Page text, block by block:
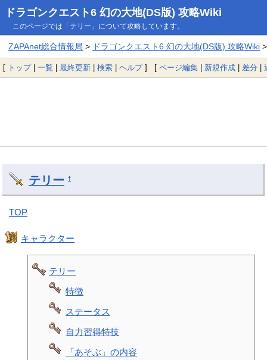
ドラゴンクエスト6 幻の大地(DS版) 攻略Wiki
このページでは「テリー」について攻略しています。
ZAPAnet総合情報局 > ドラゴンクエスト6 幻の大地(DS版) 攻略Wiki>
[ トップ| 一覧 | 最終更新 | 検索 | ヘルプ] [ ページ編集 | 新規作成 | 差分 |
テリー †
TOP
キャラクター
テリー
特徴
ステータス
自力習得特技
「あそぶ」の内容